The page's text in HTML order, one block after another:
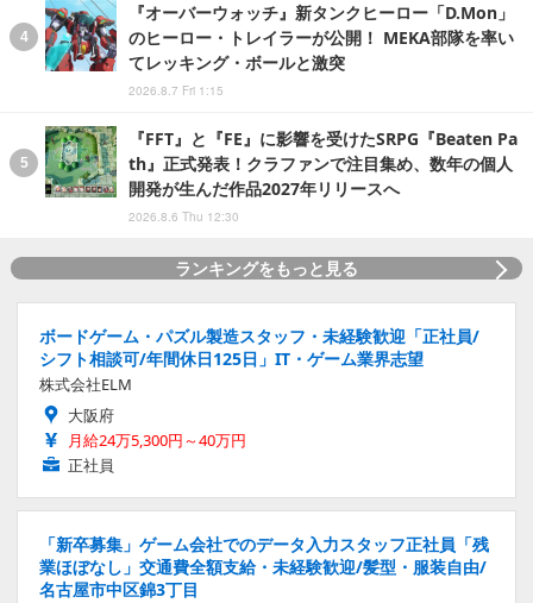
『オーバーウォッチ』新タンクヒーロー「D.Mon」
のヒーロー・トレイラーが公開！ MEKA部隊を率い
てレッキング・ボールと激突
2026.8.7 Fri 1:15
『FFT』と『FE』に影響を受けたSRPG『Beaten Pa
th』正式発表！クラファンで注目集め、数年の個人
開発が生んだ作品2027年リリースへ
2026.8.6 Thu 12:30
ランキングをもっと見る
ボードゲーム・パズル製造スタッフ・未経験歓迎「正社員/
シフト相談可/年間休日125日」IT・ゲーム業界志望
株式会社ELM
大阪府
月給24万5,300円～40万円
正社員
「新卒募集」ゲーム会社でのデータ入力スタッフ正社員「残
業ほぼなし」交通費全額支給・未経験歓迎/髪型・服装自由/
名古屋市中区錦3丁目